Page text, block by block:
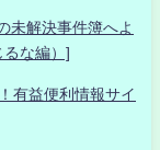
未解決事件簿へよ
な編）]
益便利情報サイ